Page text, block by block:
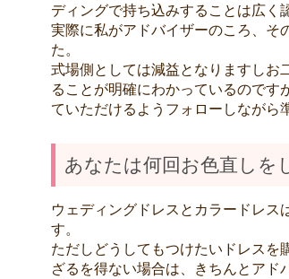
ディングで持ち込みすることは広く
実際に私がアドバイザーのころ、そ
た。
式場側としては減益となりますしお
ることが明確にわかっているのです
ていただけるようフォローしながら
あなたは何回お色直しを
ウェディングドレスとカラードレス
す。
ただしどうしてもつけたいドレスを
ざるを得ない場合は、きちんとアド